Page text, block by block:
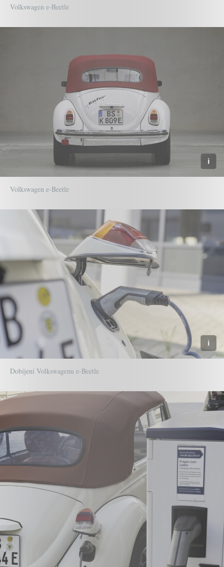
Volkswagen e-Beetle
Volkswagen e-Beetle
Dobíjení Volkswagenu e-Beetle